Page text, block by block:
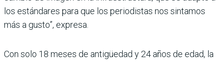
los estándares para que los periodistas nos sintamos
más a gusto”, expresa.
Con solo 18 meses de antigüedad y 24 años de edad, la